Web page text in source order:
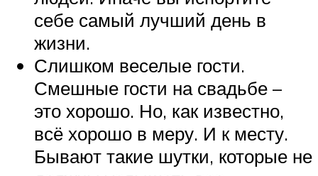
себе самый лучший день в
жизни.
Слишком веселые гости.
Смешные гости на свадьбе –
это хорошо. Но, как известно,
всё хорошо в меру. И к месту.
Бывают такие шутки, которые не